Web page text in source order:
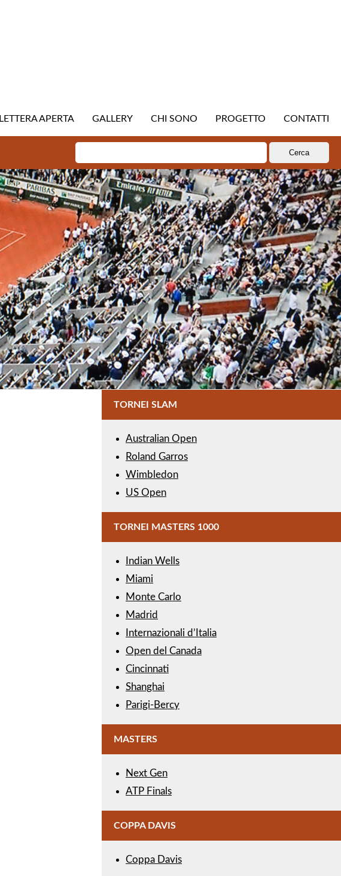
LETTERA APERTA GALLERY CHI SONO PROGETTO CONTATTI
per:
TORNEI SLAM
Australian Open
Roland Garros
Wimbledon
US Open
TORNEI MASTERS 1000
Indian Wells
Miami
Monte Carlo
Madrid
Internazionali d’Italia
Open del Canada
Cincinnati
Shanghai
Parigi-Bercy
MASTERS
Next Gen
ATP Finals
COPPA DAVIS
Coppa Davis